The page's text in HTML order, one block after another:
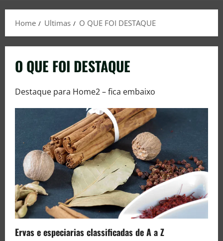
Home Ultimas O QUE FOI DESTAQUE
O QUE FOI DESTAQUE
Destaque para Home2 – fica embaixo
Ervas e especiarias classificadas de A a Z